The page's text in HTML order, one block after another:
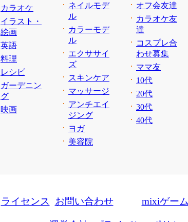
カラオケ
イラスト・
絵画
英語
料理
レシピ
ガーデニン
グ
映画
ネイルモデ
ル
カラーモデ
ル
エクササイ
ズ
スキンケア
マッサージ
アンチエイ
ジング
ヨガ
美容院
オフ会友達
カラオケ友
達
コスプレ合
わせ募集
ママ友
10代
20代
30代
40代
ライセンス お問い合わせ mixiゲーム